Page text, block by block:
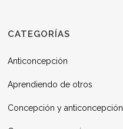
CATEGORÍAS
Anticoncepción
Aprendiendo de otros
Concepción y anticoncepción